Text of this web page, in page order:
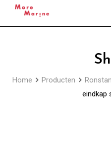
Home Producten Ronstan
eindkap